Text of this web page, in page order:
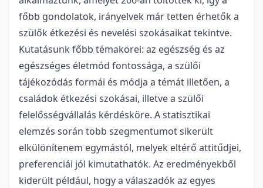
főbb gondolatok, irányelvek már tetten érhetők a
szülők étkezési és nevelési szokásaikat tekintve.
Kutatásunk főbb témakörei: az egészség és az
egészséges életmód fontossága, a szülői
tájékozódás formái és módja a témát illetően, a
családok étkezési szokásai, illetve a szülői
felelősségvállalás kérdésköre. A statisztikai
elemzés során több szegmentumot sikerült
elkülönítenem egymástól, melyek eltérő attitűdjei,
preferenciái jól kimutathatók. Az eredményekből
kiderült például, hogy a válaszadók az egyes